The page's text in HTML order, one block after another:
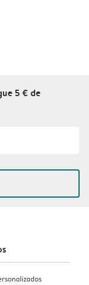
5 € de